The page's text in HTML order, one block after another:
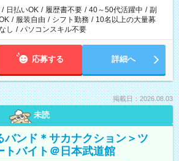
/ 日払いOK / 履歴書不要 / 40～50代活躍中 / 副
/ 服装自由 / シフト勤務 / 10名以上の大量募
し / パソコンスキル不要
応募する 詳細へ
掲載日：2026.08.03
未読
バンド＊サカナクション＞ツ
トバイト＠日本武道館